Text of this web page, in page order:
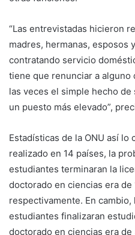
“Las entrevistadas hicieron
madres, hermanas, esposos
contratando servicio
tiene que renunciar a alguno
las veces el simple hecho
un puesto más elevado”,
Estadísticas de la ONU así
realizado en 14 países, la
estudiantes terminaran la
doctorado en ciencias era de
respectivamente. En
estudiantes finalizaran
doctorado en ciencias era de